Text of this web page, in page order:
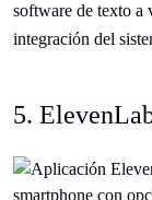
software de texto a
integración del
5.